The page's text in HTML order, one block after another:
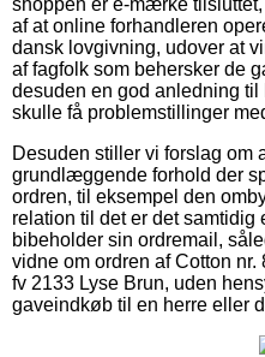
af at online forhandleren
dansk lovgivning, udover at
af fagfolk som behersker de
desuden en god anledning
skulle få problemstillinger
Desuden stiller vi forslag om
grundlæggende forhold der
ordren, til eksempel den
relation til det er det samtidig
bibeholder sin ordremail,
vidne om ordren af Cotton
fv 2133 Lyse Brun, uden
gaveindkøb til en herre eller